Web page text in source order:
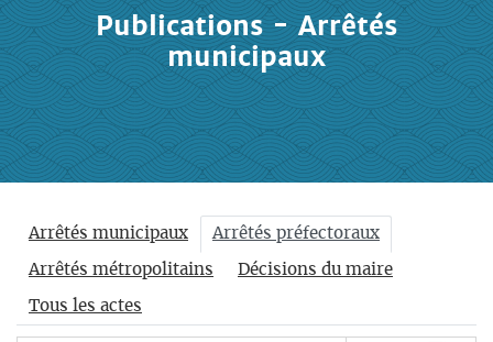
Publications - Arrêtés
municipaux
Onglets
Arrêtés municipaux Arrêtés préfectoraux
Arrêtés métropolitains Décisions du maire
Tous les actes